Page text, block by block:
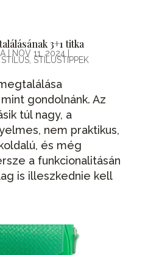
3+1 titka
| NOV 11, 2024|
STÍLUS, STÍLUSTIPPEK
gondolnánk. Az
túl nagy, a
nem praktikus,
és még
a funkcionalitásán
is illeszkednie kell